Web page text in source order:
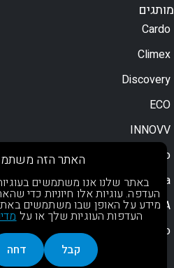
מותגים
Cardo
Climex
Discovery
ECO
INNOVV
Moodo
Motorola
NOA
OsoPro
האתר הזה
באתר שלנו אנו משתמשים בעוגיות
העדפה. עוגיות אלו חיוניות כדי
מידע על האופן שבו משתמשים
העדפות העוגיות שלך או על
קבל
דחה